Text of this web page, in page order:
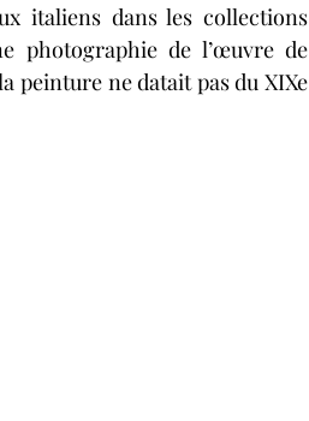
italiens dans les collections
photographie de l’œuvre de
peinture ne datait pas du XIXe